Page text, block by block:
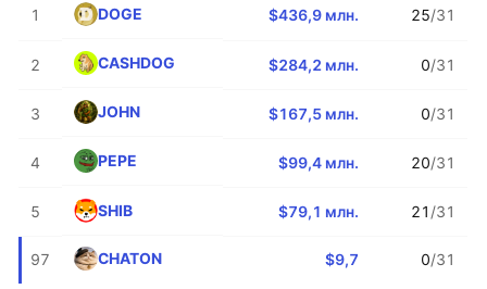
1 DOGE $436,9 млн. 25/31
2 CASHDOG $284,2 млн. 0/31
3 JOHN $167,5 млн. 0/31
4 PEPE $99,4 млн. 20/31
5 SHIB $79,1 млн. 21 /31
97 CHATON $9,7 0/31